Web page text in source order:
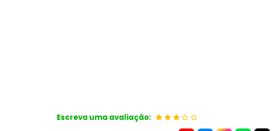
Escreva uma avaliação: